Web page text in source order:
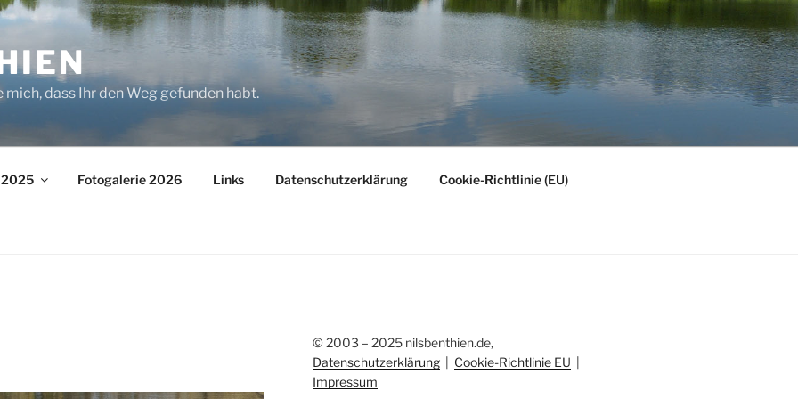
dass Ihr den Weg gefunden habt.
2025 Fotogalerie 2026 Links Datenschutzerklärung Cookie-Richtlinie (EU)
© 2003 – 2025 nilsbenthien.de,
Datenschutzerklärung| Cookie-Richtlinie EU
Impressum